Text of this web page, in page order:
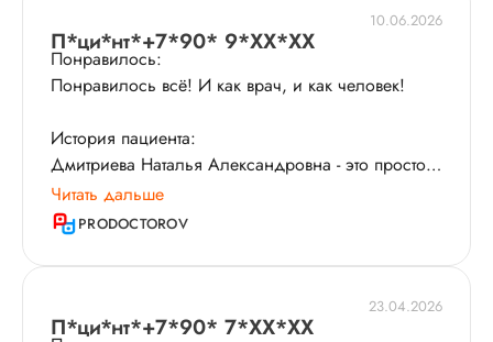
10.06.2026
П*ци*нт*+7*90* 9*XX*XX
Понравилось:
Понравилось всё! И как врач, и как человек!
История пациента:
Дмитриева Наталья Александровна - это просто
чудо-врач, особенно для беременных девушек с
повышенной тревожностью. :) После одной
неудачной беременности вселила надежду, что
все будет хорошо, и это в мои 40 лет. Всегда
была на связи, консультировала по анализам​.
Все подробно и спокойно объясняла простым
Читать дальше
PRODOCTOROV
23.04.2026
П*ци*нт*+7*90* 7*XX*XX